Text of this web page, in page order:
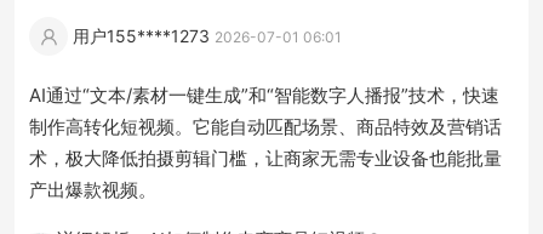
用户155****1273 2026-07-01 06:01
AI通过“文本/素材一键生成”和“智能数字人播报”技术，快速
制作高转化短视频。它能自动匹配场景、商品特效及营销话
术，极大降低拍摄剪辑门槛，让商家无需专业设备也能批量
产出爆款视频。